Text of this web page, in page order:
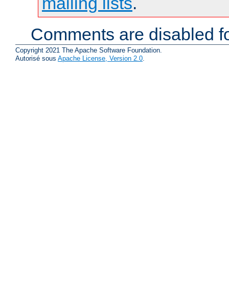
Comments are disabled
Copyright 2021 The Apache Software Foundation.
Autorisé sous Apache License, Version 2.0